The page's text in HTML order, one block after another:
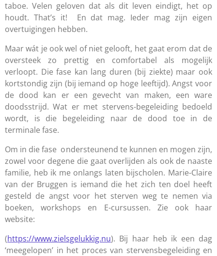
taboe. Velen geloven dat als dit leven eindigt, het op
houdt. That’s it! En dat mag. Ieder mag zijn eigen
overtuigingen hebben.
Maar wát je ook wel of niet gelooft, het gaat erom dat de
oversteek zo prettig en comfortabel als mogelijk
verloopt. Die fase kan lang duren (bij ziekte) maar ook
kortstondig zijn (bij iemand op hoge leeftijd). Angst voor
de dood kan er een gevecht van maken, een ware
doodsstrijd. Wat er met stervens-begeleiding bedoeld
wordt, is die begeleiding naar de dood toe in de
terminale fase.
Om in die fase ondersteunend te kunnen en mogen zijn,
zowel voor degene die gaat overlijden als ook de naaste
familie, heb ik me onlangs laten bijscholen. Marie-Claire
van der Bruggen is iemand die het zich ten doel heeft
gesteld de angst voor het sterven weg te nemen via
boeken, workshops en E-cursussen. Zie ook haar
website:
(https://www.zielsgelukkig.nu). Bij haar heb ik een dag
‘meegelopen’ in het proces van stervensbegeleiding en